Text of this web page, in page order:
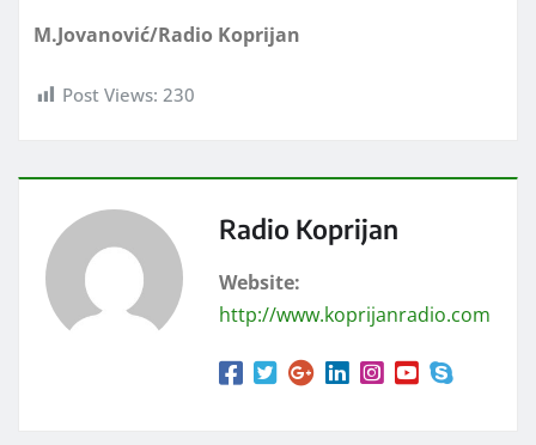
M.Jovanović/Radio Koprijan
Post Views: 230
Radio Koprijan
Website:
http://www.koprijanradio.com